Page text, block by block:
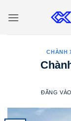
qua
CHÀNH
ĐĂNG